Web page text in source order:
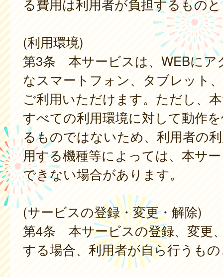
る費用は利用者が負担するもの
(利用環境)
第3条 本サービスは、WEBにア
なスマートフォン、タブレット
ご利用いただけます。ただし、
すべての利用環境に対して動作
るものではないため、利用者の
用する機種等によっては、本サ
できない場合があります。
(サービスの登録・変更・解除)
第4条 本サービスの登録、変更
する場合、利用者が自ら行うも